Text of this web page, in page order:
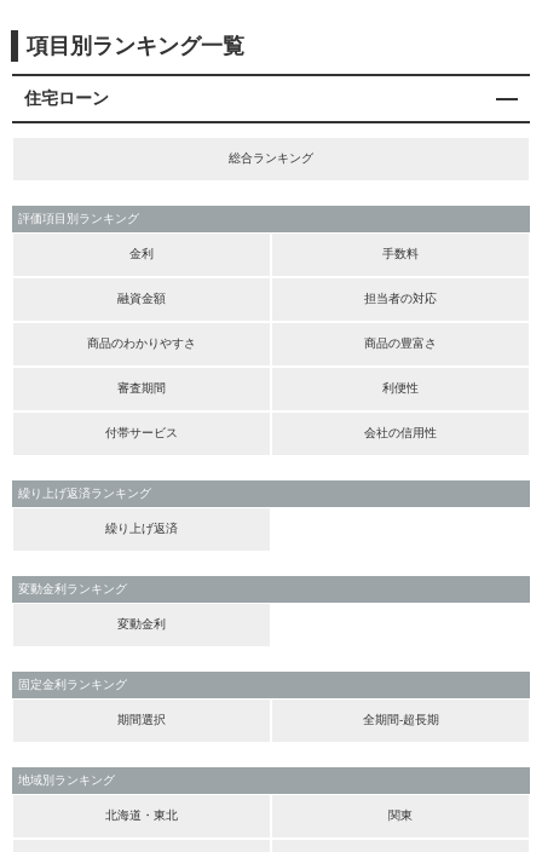
項目別ランキング一覧
住宅ローン
総合ランキング
評価項目別ランキング
金利 手数料
融資金額 担当者の対応
商品のわかりやすさ 商品の豊富さ
審査期間 利便性
付帯サービス 会社の信用性
繰り上げ返済ランキング
繰り上げ返済
変動金利ランキング
変動金利
固定金利ランキング
期間選択 全期間-超長期
地域別ランキング
北海道・東北 関東